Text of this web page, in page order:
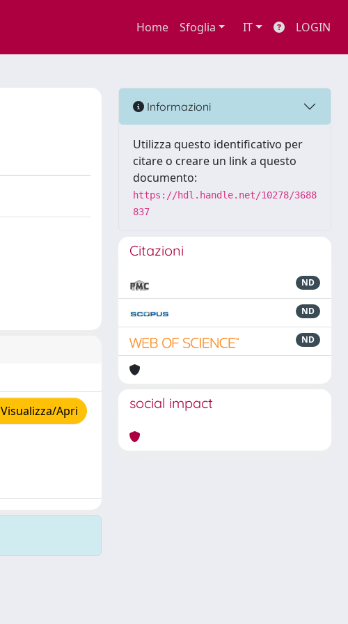
Home Sfoglia IT LOGIN
Visualizza/Apri
Informazioni
Utilizza questo identificativo per
citare o creare un link a questo
documento:
https://hdl.handle.net/10278/3688
837
Citazioni
ND
ND
ND
social impact